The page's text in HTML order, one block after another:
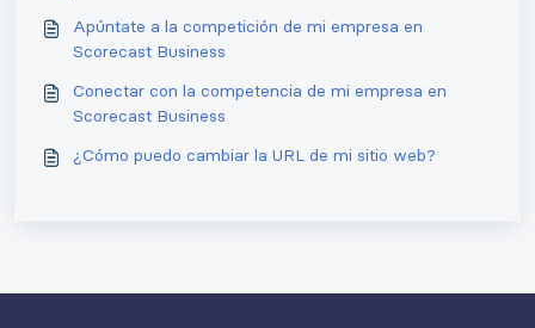
Apúntate a la competición de mi empresa en
Scorecast Business
Conectar con la competencia de mi empresa en
Scorecast Business
¿Cómo puedo cambiar la URL de mi sitio web?